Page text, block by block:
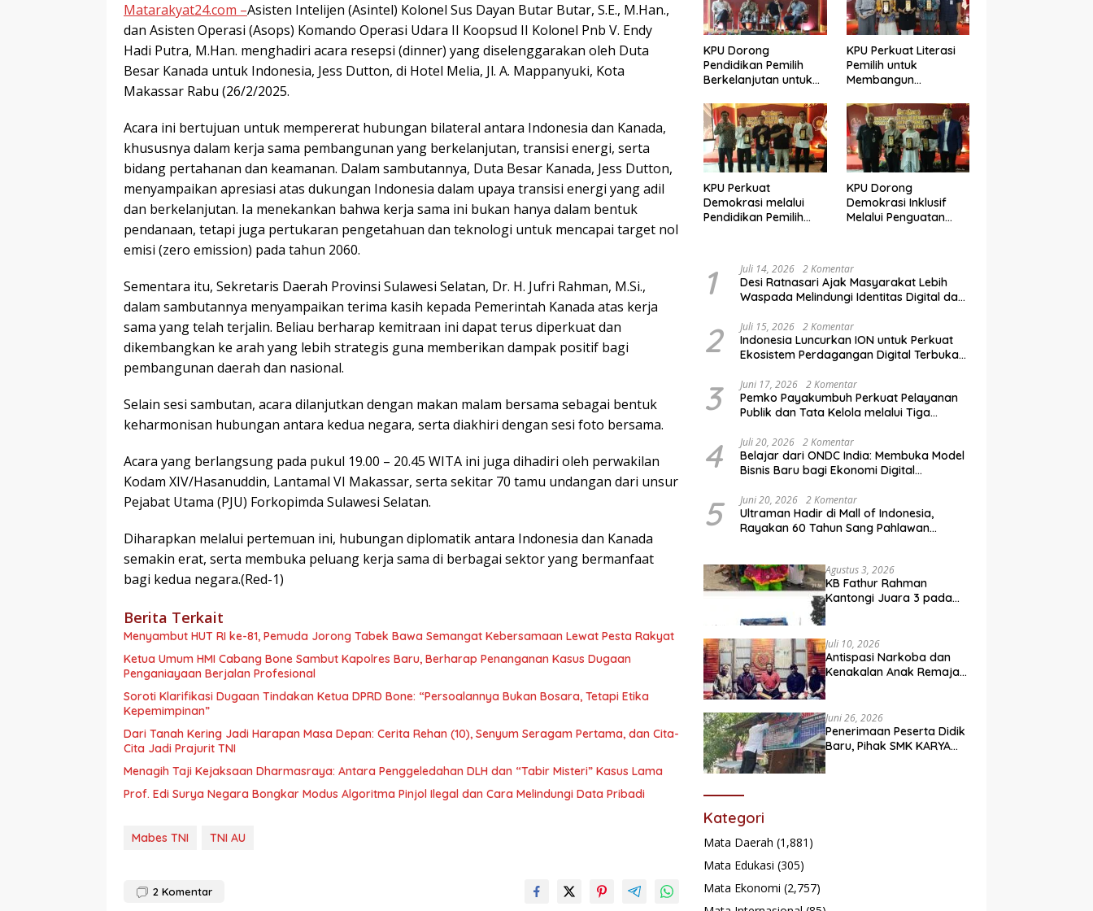
Matarakyat24.com –Asisten Intelijen (Asintel) Kolonel Sus Dayan Butar Butar, S.E., M.Han.,
dan Asisten Operasi (Asops) Komando Operasi Udara II Koopsud II Kolonel Pnb V. Endy
Hadi Putra, M.Han. menghadiri acara resepsi (dinner) yang diselenggarakan oleh Duta
Besar Kanada untuk Indonesia, Jess Dutton, di Hotel Melia, Jl. A. Mappanyuki, Kota
Makassar Rabu (26/2/2025.
Acara ini bertujuan untuk mempererat hubungan bilateral antara Indonesia dan Kanada,
khususnya dalam kerja sama pembangunan yang berkelanjutan, transisi energi, serta
bidang pertahanan dan keamanan. Dalam sambutannya, Duta Besar Kanada, Jess Dutton,
menyampaikan apresiasi atas dukungan Indonesia dalam upaya transisi energi yang adil
dan berkelanjutan. Ia menekankan bahwa kerja sama ini bukan hanya dalam bentuk
pendanaan, tetapi juga pertukaran pengetahuan dan teknologi untuk mencapai target nol
emisi (zero emission) pada tahun 2060.
Sementara itu, Sekretaris Daerah Provinsi Sulawesi Selatan, Dr. H. Jufri Rahman, M.Si.,
dalam sambutannya menyampaikan terima kasih kepada Pemerintah Kanada atas kerja
sama yang telah terjalin. Beliau berharap kemitraan ini dapat terus diperkuat dan
dikembangkan ke arah yang lebih strategis guna memberikan dampak positif bagi
pembangunan daerah dan nasional.
Selain sesi sambutan, acara dilanjutkan dengan makan malam bersama sebagai bentuk
keharmonisan hubungan antara kedua negara, serta diakhiri dengan sesi foto bersama.
Acara yang berlangsung pada pukul 19.00 – 20.45 WITA ini juga dihadiri oleh perwakilan
Kodam XIV/Hasanuddin, Lantamal VI Makassar, serta sekitar 70 tamu undangan dari unsur
Pejabat Utama (PJU) Forkopimda Sulawesi Selatan.
Diharapkan melalui pertemuan ini, hubungan diplomatik antara Indonesia dan Kanada
semakin erat, serta membuka peluang kerja sama di berbagai sektor yang bermanfaat
bagi kedua negara.(Red-1)
Berita Terkait
Menyambut HUT RI ke-81, Pemuda Jorong Tabek Bawa Semangat Kebersamaan Lewat Pesta Rakyat
Ketua Umum HMI Cabang Bone Sambut Kapolres Baru, Berharap Penanganan Kasus Dugaan
Penganiayaan Berjalan Profesional
Soroti Klarifikasi Dugaan Tindakan Ketua DPRD Bone: “Persoalannya Bukan Bosara, Tetapi Etika
Kepemimpinan”
Dari Tanah Kering Jadi Harapan Masa Depan: Cerita Rehan (10), Senyum Seragam Pertama, dan Cita-
Cita Jadi Prajurit TNI
Menagih Taji Kejaksaan Dharmasraya: Antara Penggeledahan DLH dan “Tabir Misteri” Kasus Lama
Prof. Edi Surya Negara Bongkar Modus Algoritma Pinjol Ilegal dan Cara Melindungi Data Pribadi
Mabes TNI TNI AU
2 Komentar
KPU Dorong
Pendidikan Pemilih
Berkelanjutan untuk
Demokrasi
KPU Perkuat Literasi
Pemilih untuk
Membangun
Berkualitas
KPU Perkuat
Demokrasi melalui
Pendidikan Pemilih
Marjinal, dan Pemula
KPU Dorong
Demokrasi Inklusif
Melalui Penguatan
1 Juli 14, 2026 2 Komentar
Desi Ratnasari Ajak Masyarakat Lebih
Waspada Melindungi Identitas Digital dan
2 Juli 15, 2026 2 Komentar
Indonesia Luncurkan ION untuk Perkuat
Ekosistem Perdagangan Digital Terbuka
3 Juni 17, 2026 2 Komentar
Pemko Payakumbuh Perkuat Pelayanan
Publik dan Tata Kelola melalui Tiga
4 Juli 20, 2026 2 Komentar
Belajar dari ONDC India: Membuka Model
Bisnis Baru bagi Ekonomi Digital
5 Juni 20, 2026 2 Komentar
Ultraman Hadir di Mall of Indonesia,
Rayakan 60 Tahun Sang Pahlawan
Agustus 3, 2026
KB Fathur Rahman
Kantongi Juara 3 pada
Juli 10, 2026
Antispasi Narkoba dan
Kenakalan Anak Remaja,
Surau
Juni 26, 2026
Penerimaan Peserta Didik
Baru, Pihak SMK KARYA
Kategori
Mata Daerah (1,881)
Mata Edukasi (305)
Mata Ekonomi (2,757)